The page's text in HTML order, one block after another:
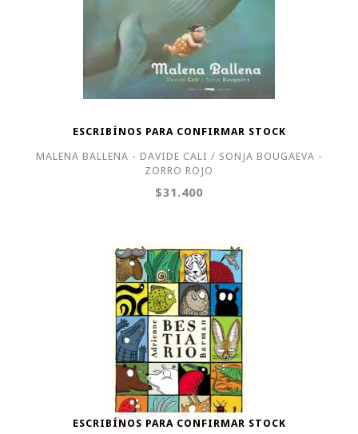
ESCRIBÍNOS PARA CONFIRMAR STOCK
MALENA BALLENA - DAVIDE CALI / SONJA BOUGAEVA -
ZORRO ROJO
$31.400
ESCRIBÍNOS PARA CONFIRMAR STOCK